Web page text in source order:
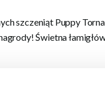
szczeniąt Puppy
Świetna